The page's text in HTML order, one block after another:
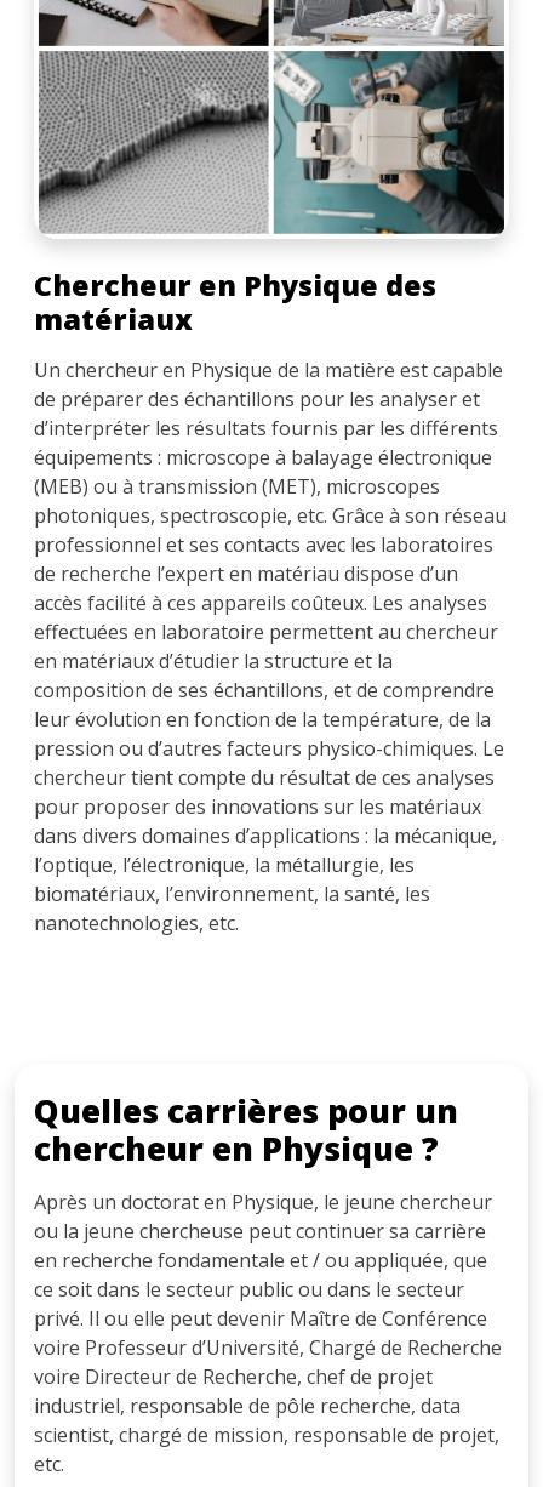
Chercheur en Physique des
matériaux
Un chercheur en Physique de la matière est capable
de préparer des échantillons pour les analyser et
d’interpréter les résultats fournis par les différents
équipements : microscope à balayage électronique
(MEB) ou à transmission (MET), microscopes
photoniques, spectroscopie, etc. Grâce à son réseau
professionnel et ses contacts avec les laboratoires
de recherche l’expert en matériau dispose d’un
accès facilité à ces appareils coûteux. Les analyses
effectuées en laboratoire permettent au chercheur
en matériaux d’étudier la structure et la
composition de ses échantillons, et de comprendre
leur évolution en fonction de la température, de la
pression ou d’autres facteurs physico-chimiques. Le
chercheur tient compte du résultat de ces analyses
pour proposer des innovations sur les matériaux
dans divers domaines d’applications : la mécanique,
l’optique, l’électronique, la métallurgie, les
biomatériaux, l’environnement, la santé, les
nanotechnologies, etc.
Quelles carrières pour un
chercheur en Physique ?
Après un doctorat en Physique, le jeune chercheur
ou la jeune chercheuse peut continuer sa carrière
en recherche fondamentale et / ou appliquée, que
ce soit dans le secteur public ou dans le secteur
privé. Il ou elle peut devenir Maître de Conférence
voire Professeur d’Université, Chargé de Recherche
voire Directeur de Recherche, chef de projet
industriel, responsable de pôle recherche, data
scientist, chargé de mission, responsable de projet,
etc.